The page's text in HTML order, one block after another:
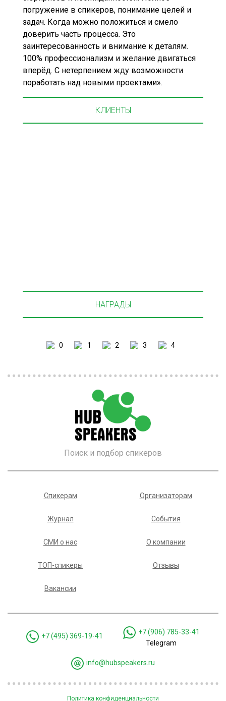
погружение в спикеров, понимание целей и
задач. Когда можно положиться и смело
доверить часть процесса. Это
заинтересованность и внимание к деталям.
100% профессионализм и желание двигаться
вперёд. С нетерпением жду возможности
поработать над новыми проектами».
КЛИЕНТЫ
НАГРАДЫ
Поиск и подбор спикеров
Спикерам Организаторам
Журнал События
СМИ о нас О компании
ТОП-спикеры Отзывы
Вакансии
+7 (495) 369-19-41
+7 (906) 785-33-41
Telegram
info@hubspeakers.ru
Политика конфиденциальности